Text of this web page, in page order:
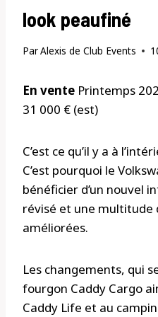
look peaufiné
ParAlexis de Club Events
En vente Printemps
31 000 € (est)
C’est ce qu’il y a à
C’est pourquoi le
bénéficier d’un nouvel
révisé et une multitude
améliorées.
Les changements, qui
fourgon Caddy Cargo
Caddy Life et au